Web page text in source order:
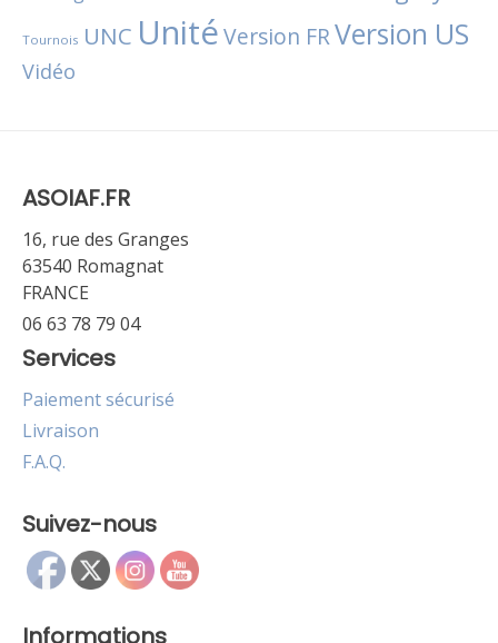
Tournois UNC UnitéVersion FRVersion US
Vidéo
ASOIAF.FR
16, rue des Granges
63540 Romagnat
FRANCE
06 63 78 79 04
Services
Paiement sécurisé
Livraison
F.A.Q.
Suivez-nous
Informations